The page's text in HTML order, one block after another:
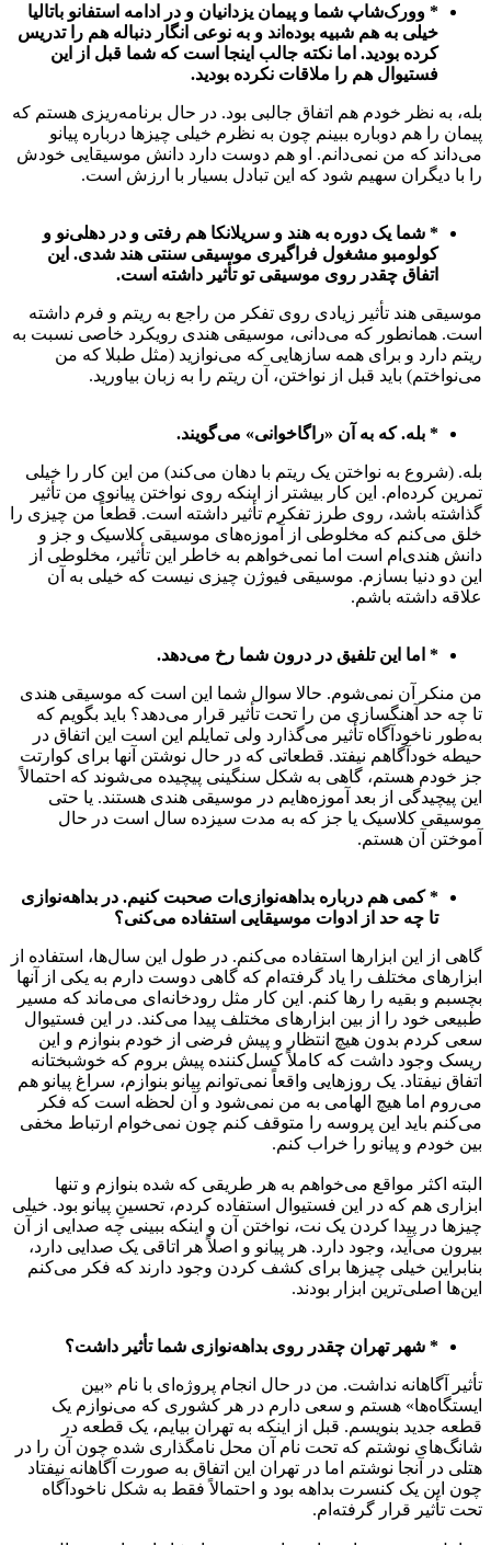
* وورک‌شاپ شما و پیمان یزدانیان و در ادامه استفانو باتالیا
خیلی به هم شبیه بوده‌اند و به نوعی انگار دنباله هم را تدریس
کرده بودید. اما نکته جالب اینجا است که شما قبل از این
فستیوال هم را ملاقات نکرده بودید.
بله، به نظر خودم هم اتفاق جالبی بود. در حال برنامه‌ریزی هستم که
پیمان را هم دوباره ببینم چون به نظرم خیلی چیزها درباره پیانو
می‌داند که من نمی‌دانم. او هم دوست دارد دانش موسیقایی خودش
را با دیگران سهیم شود که این تبادل بسیار با ارزش است.
* شما یک دوره به هند و سریلانکا هم رفتی و در دهلی‌نو و
کولومبو مشغول فراگیری موسیقی سنتی هند شدی. این
اتفاق چقدر روی موسیقی تو تأثیر داشته است.
موسیقی هند تأثیر زیادی روی تفکر من راجع به ریتم و فرم داشته
است. همانطور که می‌دانی، موسیقی هندی رویکرد خاصی نسبت به
ریتم دارد و برای همه سازهایی که می‌نوازید (مثل طبلا که من
می‌نواختم) باید قبل از نواختن، آن ریتم را به زبان بیاورید.
* بله. که به آن «راگاخوانی» می‌گویند.
بله. (شروع به نواختن یک ریتم با دهان می‌کند) من این کار را خیلی
تمرین کرده‌ام. این کار بیشتر از اینکه روی نواختن پیانوی من تأثیر
گذاشته باشد، روی طرز تفکرم تأثیر داشته است. قطعاً من چیزی را
خلق می‌کنم که مخلوطی از آموزه‌های موسیقی کلاسیک و جز و
دانش هندی‌ام است اما نمی‌خواهم به خاطر این تأثیر، مخلوطی از
این دو دنیا بسازم. موسیقی فیوژن چیزی نیست که خیلی به آن
علاقه داشته باشم.
* اما این تلفیق در درون شما رخ می‌دهد.
من منکر آن نمی‌شوم. حالا سوال شما این است که موسیقی هندی
تا چه حد آهنگسازی من را تحت تأثیر قرار می‌دهد؟ باید بگویم که
به‌طور ناخودآگاه تأثیر می‌گذارد ولی تمایلم این است این اتفاق در
حیطه خودآگاهم نیفتد. قطعاتی که در حال نوشتن آنها برای کوارتت
جز خودم هستم، گاهی به شکل سنگینی پیچیده می‌شوند که احتمالاً
این پیچیدگی از بعد آموزه‌هایم در موسیقی هندی هستند. یا حتی
موسیقی کلاسیک یا جز که به مدت سیزده سال است در حال
آموختن آن هستم.
* کمی هم درباره بداهه‌نوازی‌ات صحبت کنیم. در بداهه‌نوازی
تا چه حد از ادوات موسیقایی استفاده می‌کنی؟
گاهی از این ابزارها استفاده می‌کنم. در طول این سال‌ها، استفاده از
ابزارهای مختلف را یاد گرفته‌ام که گاهی دوست دارم به یکی از آنها
بچسبم و بقیه را رها کنم. این کار مثل رودخانه‌ای می‌ماند که مسیر
طبیعی خود را از بین ابزارهای مختلف پیدا می‌کند. در این فستیوال
سعی کردم بدون هیچ انتظار و پیش فرضی از خودم بنوازم و این
ریسک وجود داشت که کاملاً کسل‌کننده پیش بروم که خوشبختانه
اتفاق نیفتاد. یک روزهایی واقعاً نمی‌توانم پیانو بنوازم، سراغ پیانو هم
می‌روم اما هیچ الهامی به من نمی‌شود و آن لحظه است که فکر
می‌کنم باید این پروسه را متوقف کنم چون نمی‌خوام ارتباط مخفی
بین خودم و پیانو را خراب کنم.
البته اکثر مواقع می‌خواهم به هر طریقی که شده بنوازم و تنها
ابزاری هم که در این فستیوال استفاده کردم، تحسینِ پیانو بود. خیلی
چیزها در پیدا کردن یک نت، نواختن آن و اینکه ببینی چه صدایی از آن
بیرون می‌آید، وجود دارد. هر پیانو و اصلاً هر اتاقی یک صدایی دارد،
بنابراین خیلی چیزها برای کشف کردن وجود دارند که فکر می‌کنم
این‌ها اصلی‌ترین ابزار بودند.
* شهر تهران چقدر روی بداهه‌نوازی شما تأثیر داشت؟
تأثیر آگاهانه نداشت. من در حال انجام پروژه‌ای با نام «بین
ایستگاه‌ها» هستم و سعی دارم در هر کشوری که می‌نوازم یک
قطعه جدید بنویسم. قبل از اینکه به تهران بیایم، یک قطعه در
شانگ‌های نوشتم که تحت نام آن محل نامگذاری شده چون آن را در
هتلی در آنجا نوشتم اما در تهران این اتفاق به صورت آگاهانه نیفتاد
چون این یک کنسرت بداهه بود و احتمالاً فقط به شکل ناخودآگاه
تحت تأثیر قرار گرفته‌ام.